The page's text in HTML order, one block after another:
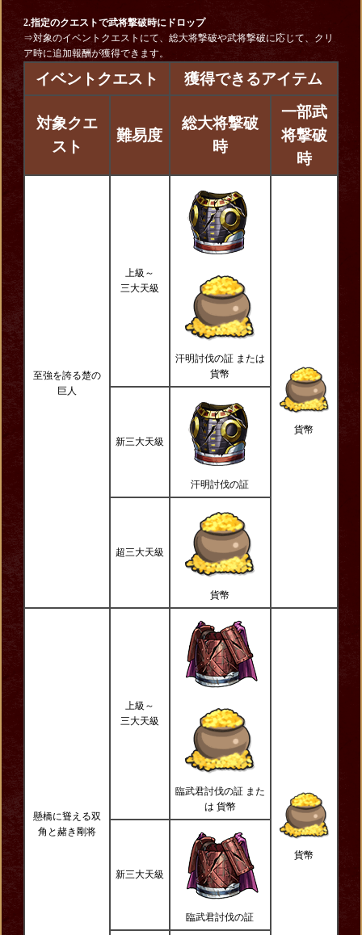
2.指定のクエストで武将撃破時にドロップ
⇒対象のイベントクエストにて、総大将撃破や武将撃破に応じて、クリ
ア時に追加報酬が獲得できます。
イベントクエスト 獲得できるアイテム
対象クエ
スト
難易度
総大将撃破
時
一部武
将撃破
時
至強を誇る楚の
巨人
上級～
三大天級
汗明討伐の証 または
貨幣
貨幣
新三大天級
汗明討伐の証
超三大天級
貨幣
懸橋に聳える双
角と赭き剛将
上級～
三大天級
臨武君討伐の証 また
は 貨幣
貨幣
新三大天級
臨武君討伐の証